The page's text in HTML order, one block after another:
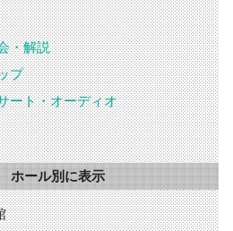
・解説
プ
ート・オーディオ
ホール別に表示